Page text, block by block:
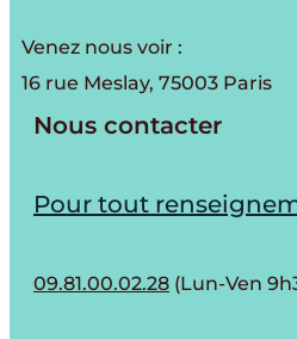
Venez nous voir :
16 rue Meslay, 75003 Paris
Nous contacter
Pour tout
09.81.00.02.28 (Lun-Ven